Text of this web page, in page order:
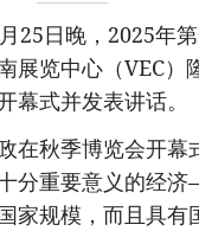
25日晚，2025年
展览中心（VEC）
幕式并发表讲话。
在秋季博览会开幕
分重要意义的经济
家规模，而且具有